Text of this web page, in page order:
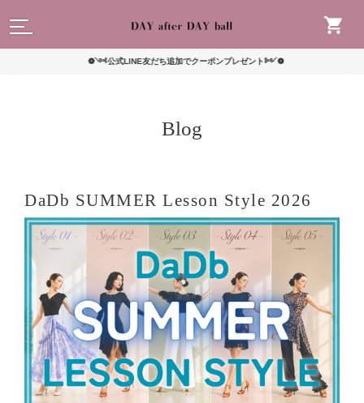
❁༺公式LINE友だち追加でクーポンプレゼント༻❁
Blog
DaDb SUMMER Lesson Style 2026